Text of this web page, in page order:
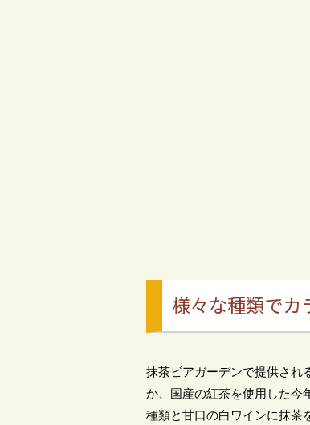
様々な種類でカ
抹茶ビアガーデンで提供され
か、国産の紅茶を使用した今
種類と甘口の白ワインに抹茶